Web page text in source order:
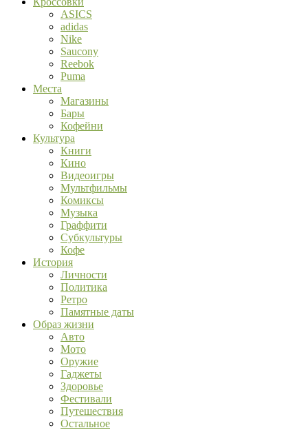
ASICS
adidas
Nike
Saucony
Reebok
Puma
Места
Магазины
Бары
Кофейни
Культура
Книги
Кино
Видеоигры
Мультфильмы
Комиксы
Музыка
Граффити
Субкультуры
Кофе
История
Личности
Политика
Ретро
Памятные даты
Образ жизни
Авто
Мото
Оружие
Гаджеты
Здоровье
Фестивали
Путешествия
Остальное